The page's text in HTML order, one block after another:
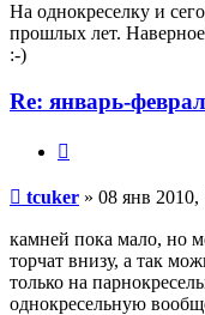
На однокреселку и
прошлых лет.
:-)
Re: январь-
tcuker » 08 янв 2010,
камней пока мало, но
торчат внизу, а так
только на
однокресельную